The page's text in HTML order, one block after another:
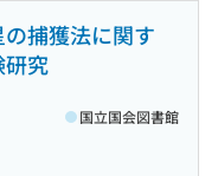
捕獲法に関す
研究
国立国会図書館